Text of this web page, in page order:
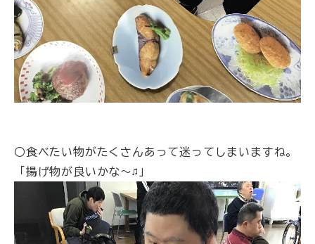
○食べたい物がたくさんあって迷ってしまいますね。
「揚げ物が良いかな～♫」